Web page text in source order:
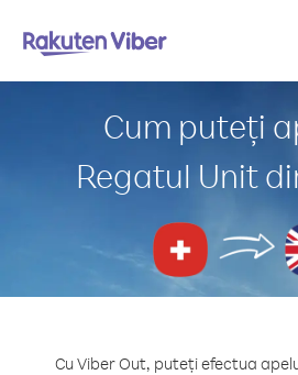
Cum puteți
Regatul Unit
Cu Viber Out, puteți efectua